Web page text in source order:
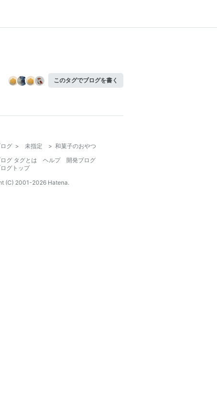
このタグでブログを書く
グ > 未指定 > 和菓子のおやつ
グ タグとは
ヘルプ
開発ブログ
グトップ
(C) 2001-2026 Hatena.